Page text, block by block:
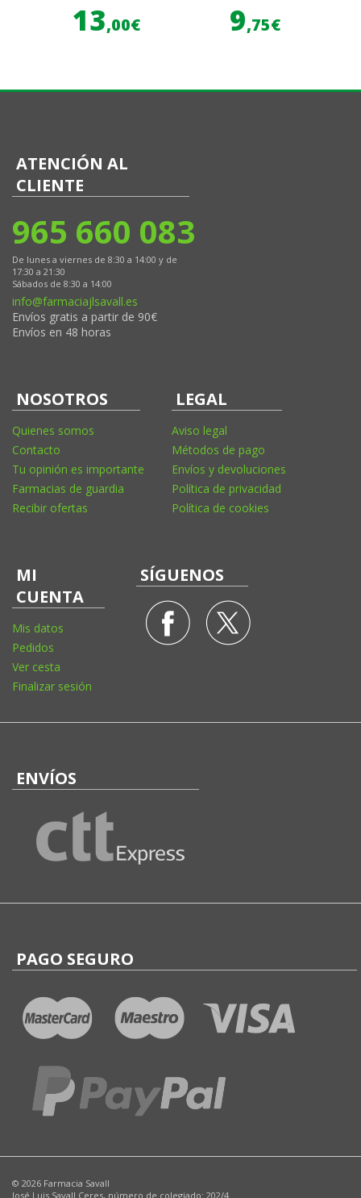
13,00€ 9,75€
ATENCIÓN AL
CLIENTE
965 660 083
De lunes a viernes de 8:30 a 14:00 y de
17:30 a 21:30
Sábados de 8:30 a 14:00
info@farmaciajlsavall.es
Envíos gratis a partir de 90€
Envíos en 48 horas
NOSOTROS
Quienes somos
Contacto
Tu opinión es importante
Farmacias de guardia
Recibir ofertas
LEGAL
Aviso legal
Métodos de pago
Envíos y devoluciones
Política de privacidad
Política de cookies
MI
CUENTA
Mis datos
Pedidos
Ver cesta
Finalizar sesión
SÍGUENOS
ENVÍOS
PAGO SEGURO
© 2026 Farmacia Savall
José Luis Savall Ceres, número de colegiado: 202/4